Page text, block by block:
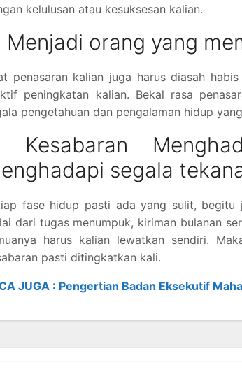
kelulusan atau kesuksesan kalian.
Menjadi orang yang
penasaran kalian juga harus diasah
peningkatan kalian. Bekal rasa
pengetahuan dan pengalaman hidup
Kesabaran
segala
fase hidup pasti ada yang sulit, begitu
dari tugas menumpuk, kiriman bulanan
harus kalian lewatkan sendiri.
pasti ditingkatkan kali.
JUGA : Pengertian Badan Eksekutif